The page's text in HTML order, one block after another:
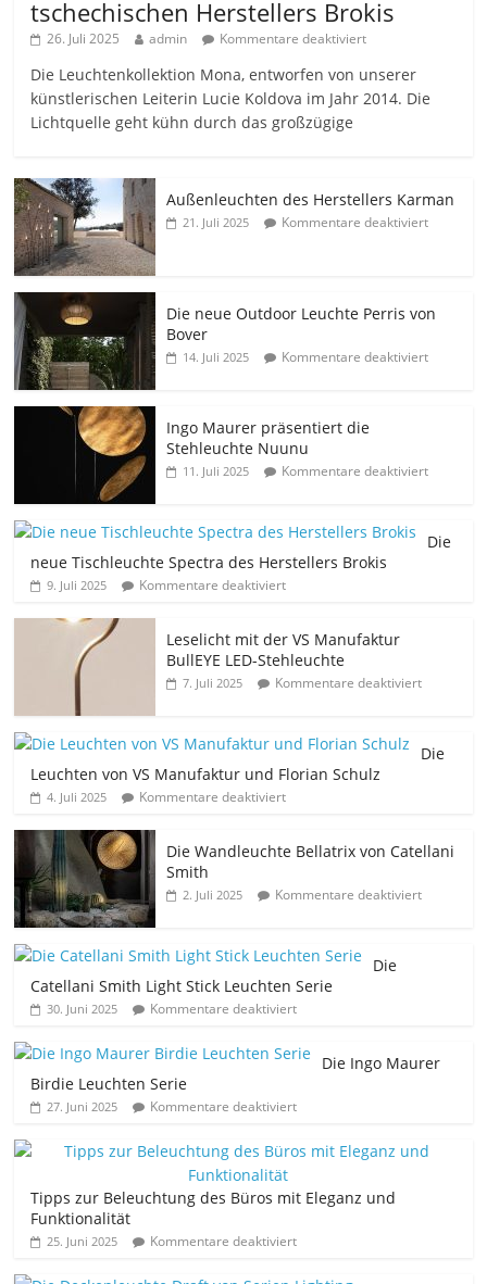
tschechischen Herstellers Brokis
26. Juli 2025 admin Kommentare deaktiviert
Die Leuchtenkollektion Mona, entworfen von unserer
künstlerischen Leiterin Lucie Koldova im Jahr 2014. Die
Lichtquelle geht kühn durch das großzügige
Außenleuchten des Herstellers Karman
21. Juli 2025 Kommentare deaktiviert
Die neue Outdoor Leuchte Perris von
Bover
14. Juli 2025 Kommentare deaktiviert
Ingo Maurer präsentiert die
Stehleuchte Nuunu
11. Juli 2025 Kommentare deaktiviert
Die
neue Tischleuchte Spectra des Herstellers Brokis
9. Juli 2025 Kommentare deaktiviert
Leselicht mit der VS Manufaktur
BullEYE LED-Stehleuchte
7. Juli 2025 Kommentare deaktiviert
Die
Leuchten von VS Manufaktur und Florian Schulz
4. Juli 2025 Kommentare deaktiviert
Die Wandleuchte Bellatrix von Catellani
Smith
2. Juli 2025 Kommentare deaktiviert
Die
Catellani Smith Light Stick Leuchten Serie
30. Juni 2025 Kommentare deaktiviert
Die Ingo Maurer
Birdie Leuchten Serie
27. Juni 2025 Kommentare deaktiviert
Tipps zur Beleuchtung des Büros mit Eleganz und
Funktionalität
25. Juni 2025 Kommentare deaktiviert